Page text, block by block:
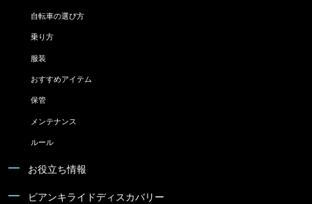
自転車の選び方
乗り方
服装
おすすめアイテム
保管
メンテナンス
ルール
お役立ち情報
ビアンキライドディスカバリー